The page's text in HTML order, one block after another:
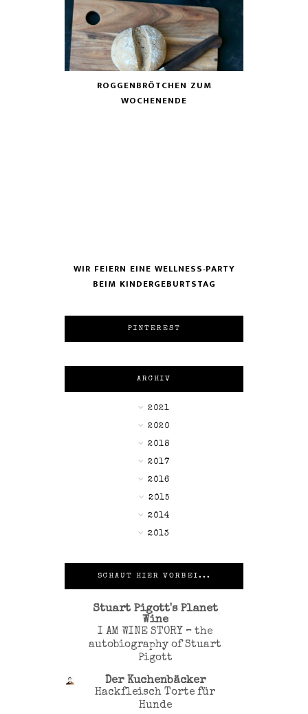
ROGGENBRÖTCHEN ZUM
WOCHENENDE
WIR FEIERN EINE WELLNESS-PARTY
BEIM KINDERGEBURTSTAG
PINTEREST
ARCHIV
►2021
►2020
►2018
►2017
►2016
►2015
▼2014
►2013
SCHAUT HIER VORBEI...
Stuart Pigott's Planet
Wine
I AM WINE STORY – the
autobiography of Stuart
Pigott
Der Kuchenbäcker
Hackfleisch Torte für
Hunde